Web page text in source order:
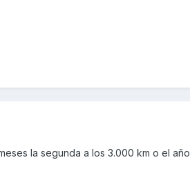
la segunda a los 3.000 km o el año